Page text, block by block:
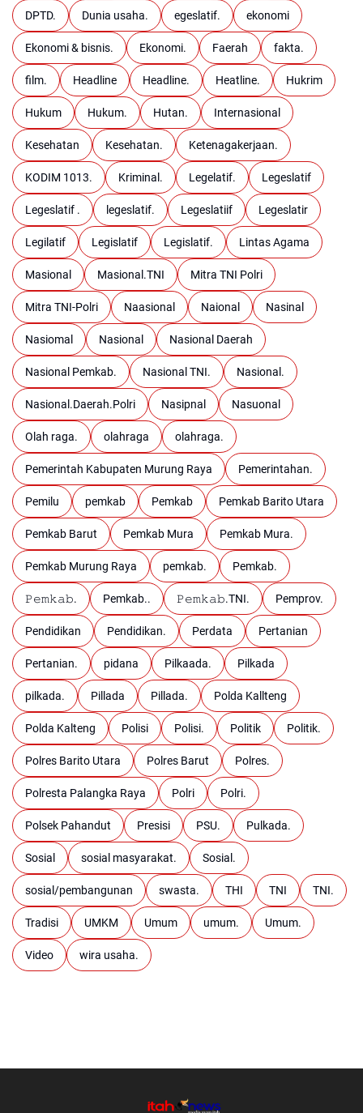
DPTD. Dunia usaha. egeslatif. ekonomi
Ekonomi & bisnis. Ekonomi. Faerah fakta.
film. Headline Headline. Heatline. Hukrim
Hukum Hukum. Hutan. Internasional
Kesehatan Kesehatan. Ketenagakerjaan.
KODIM 1013. Kriminal. Legelatif. Legeslatif
Legeslatif . legeslatif. Legeslatiif Legeslatir
Legilatif Legislatif Legislatif. Lintas Agama
Masional Masional.TNI Mitra TNI Polri
Mitra TNI-Polri Naasional Naional Nasinal
Nasiomal Nasional Nasional Daerah
Nasional Pemkab. Nasional TNI. Nasional.
Nasional.Daerah.Polri Nasipnal Nasuonal
Olah raga. olahraga olahraga.
Pemerintah Kabupaten Murung Raya Pemerintahan.
Pemilu pemkab Pemkab Pemkab Barito Utara
Pemkab Barut Pemkab Mura Pemkab Mura.
Pemkab Murung Raya pemkab. Pemkab.
𝙿𝚎𝚖𝚔𝚊𝚋. Pemkab.. 𝙿𝚎𝚖𝚔𝚊𝚋.TNI. Pemprov.
Pendidikan Pendidikan. Perdata Pertanian
Pertanian. pidana Pilkaada. Pilkada
pilkada. Pillada Pillada. Polda Kallteng
Polda Kalteng Polisi Polisi. Politik Politik.
Polres Barito Utara Polres Barut Polres.
Polresta Palangka Raya Polri Polri.
Polsek Pahandut Presisi PSU. Pulkada.
Sosial sosial masyarakat. Sosial.
sosial/pembangunan swasta. THI TNI TNI.
Tradisi UMKM Umum umum. Umum.
Video wira usaha.